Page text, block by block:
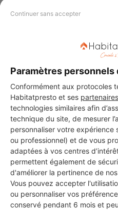
Continuer sans accepter
Paramètres personnels
Conformément aux protocoles
Habitatpresto et ses partenaires
technologies similaires afin
technique du site, de mesurer
personnaliser votre
ou professionnel) et de vous
adaptées à vos centres
permettent également de
d'améliorer la pertinence de
Vous pouvez accepter
ou personnaliser vos
conservé pendant 6 mois et
Vous souhaitez réaliser des
choisir ? Demandez des devis
professionnels